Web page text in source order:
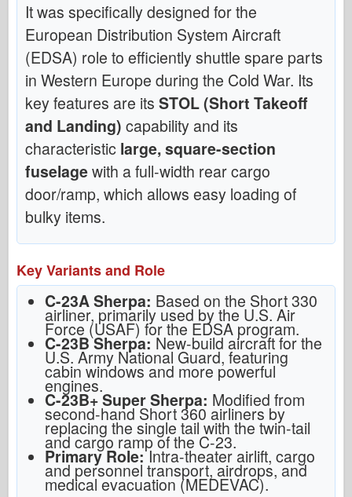
It was specifically designed for the
European Distribution System Aircraft
(EDSA) role to efficiently shuttle spare parts
in Western Europe during the Cold War. Its
key features are its STOL (Short Takeoff
and Landing) capability and its
characteristic large, square-section
fuselagewith a full-width rear cargo
door/ramp, which allows easy loading of
bulky items.
Key Variants and Role
C-23A Sherpa: Based on the Short 330
airliner, primarily used by the U.S. Air
Force (USAF) for the EDSA program.
C-23B Sherpa: New-build aircraft for the
U.S. Army National Guard, featuring
cabin windows and more powerful
engines.
C-23B+ Super Sherpa: Modified from
second-hand Short 360 airliners by
replacing the single tail with the twin-tail
and cargo ramp of the C-23.
Primary Role: Intra-theater airlift, cargo
and personnel transport, airdrops, and
medical evacuation (MEDEVAC).